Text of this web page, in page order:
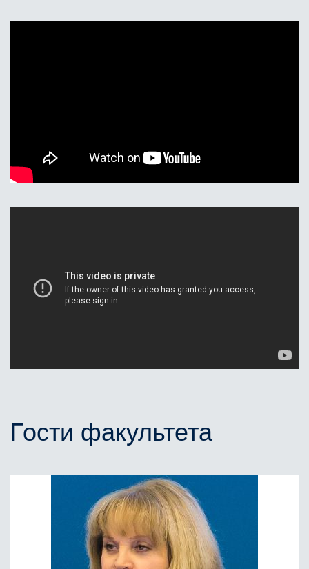
Гости факультета